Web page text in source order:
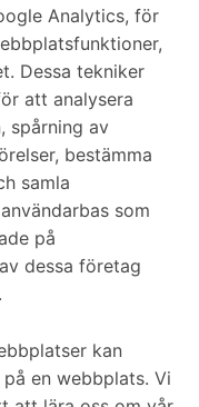
Analytics, för
Dessa tekniker
att analysera
spårning av
bestämma
samla
som
på
dessa företag
kan
en webbplats. Vi